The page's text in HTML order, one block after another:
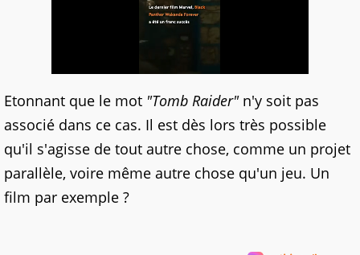
Etonnant que le mot "Tomb Raider"n'y soit pas
associé dans ce cas. Il est dès lors très possible
qu'il s'agisse de tout autre chose, comme un projet
parallèle, voire même autre chose qu'un jeu. Un
film par exemple ?